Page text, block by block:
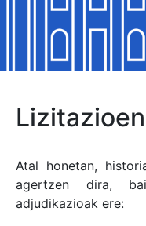
Erakutsi/Ezkutatu
Erakutsi/Ezkutatu
Erakutsi/Ezkutatu
Erakutsi/Ezkutatu
Atal honetan,
agertzen dira,
adjudikazioak ere: